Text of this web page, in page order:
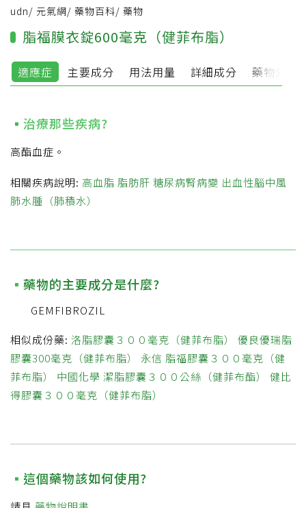
udn/ 元氣網/ 藥物百科/ 藥物
脂福膜衣錠600毫克（健菲布脂）
適應症 主要成分 用法用量 詳細成分 藥物外觀
治療那些疾病?
高酯血症。
相關疾病說明: 高血脂 脂肪肝 糖尿病腎病變 出血性腦中風
肺水腫（肺積水）
藥物的主要成分是什麼?
GEMFIBROZIL
相似成份藥: 洛脂膠囊３００毫克（健菲布脂）
優良優瑞脂
膠囊300毫克（健菲布脂）
永信 脂福膠囊３００毫克（健
菲布脂）
中國化學 潔脂膠囊３００公絲（健菲布酯）
健比
得膠囊３００毫克（健菲布脂）
這個藥物該如何使用?